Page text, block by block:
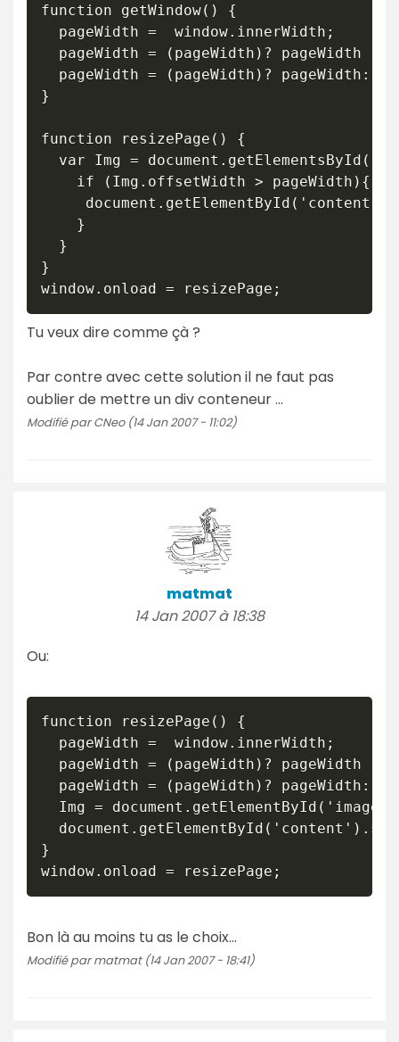
function getWindow() {
  pageWidth =  window.innerWidth;
pageWidth = (pageWidth)? pageWidth
pageWidth = (pageWidth)? pageWidth:
}
function resizePage() {
var Img =
    if (Img.offsetWidth > pageWidth){
    }
  }
}
Tu veux dire comme çà ?
Par contre avec cette solution il ne faut pas
oublier de mettre un div conteneur ...
Modifié par CNeo (14 Jan 2007 - 11:02)
matmat
14 Jan 2007 à 18:38
Ou:
function resizePage() {
  pageWidth =  window.innerWidth;
pageWidth = (pageWidth)? pageWidth :
pageWidth = (pageWidth)? pageWidth:
Img =
}
window.onload = resizePage;
Bon là au moins tu as le choix...
Modifié par matmat (14 Jan 2007 - 18:41)